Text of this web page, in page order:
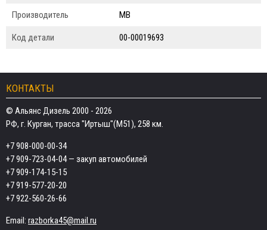
Производитель MB
Код детали 00-00019693
КОНТАКТЫ
© Альянс Дизель 2000 - 2026
РФ, г. Курган, трасса "Иртыш"(М51), 258 км.
+7 908-000-00-34
+7 909-723-04-04— закуп автомобилей
+7 909-174-15-15
+7 919-577-20-20
+7 922-560-26-66
Email: razborka45@mail.ru